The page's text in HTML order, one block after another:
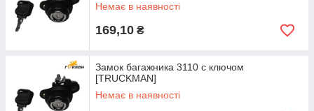
Немає в наявності
169,10 ₴
Замок багажника 3110 с ключом
[TRUCKMAN]
Немає в наявності